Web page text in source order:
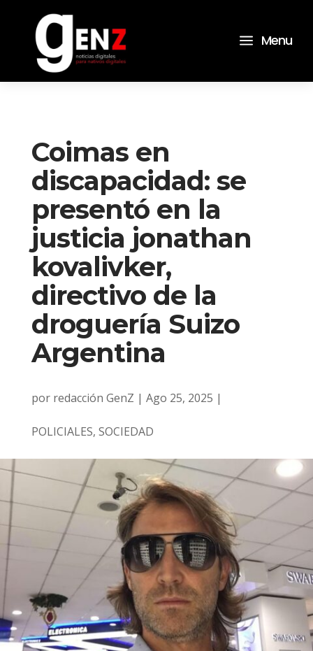
a Menu
Coimas en
discapacidad: se
presentó en la
justicia jonathan
kovalivker,
directivo de la
droguería Suizo
Argentina
por redacción GenZ | Ago 25, 2025 |
POLICIALES, SOCIEDAD